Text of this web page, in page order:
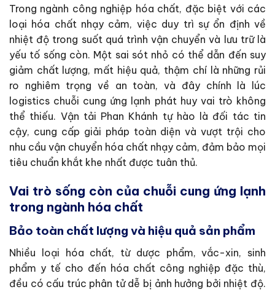
Trong ngành công nghiệp hóa chất, đặc biệt với các
loại hóa chất nhạy cảm, việc duy trì sự ổn định về
nhiệt độ trong suốt quá trình vận chuyển và lưu trữ là
yếu tố sống còn. Một sai sót nhỏ có thể dẫn đến suy
giảm chất lượng, mất hiệu quả, thậm chí là những rủi
ro nghiêm trọng về an toàn, và đây chính là lúc
logistics chuỗi cung ứng lạnh phát huy vai trò không
thể thiếu. Vận tải Phan Khánh tự hào là đối tác tin
cậy, cung cấp giải pháp toàn diện và vượt trội cho
nhu cầu vận chuyển hóa chất nhạy cảm, đảm bảo mọi
tiêu chuẩn khắt khe nhất được tuân thủ.
Vai trò sống còn của chuỗi cung ứng lạnh
trong ngành hóa chất
Bảo toàn chất lượng và hiệu quả sản phẩm
Nhiều loại hóa chất, từ dược phẩm, vắc-xin, sinh
phẩm y tế cho đến hóa chất công nghiệp đặc thù,
đều có cấu trúc phân tử dễ bị ảnh hưởng bởi nhiệt độ.